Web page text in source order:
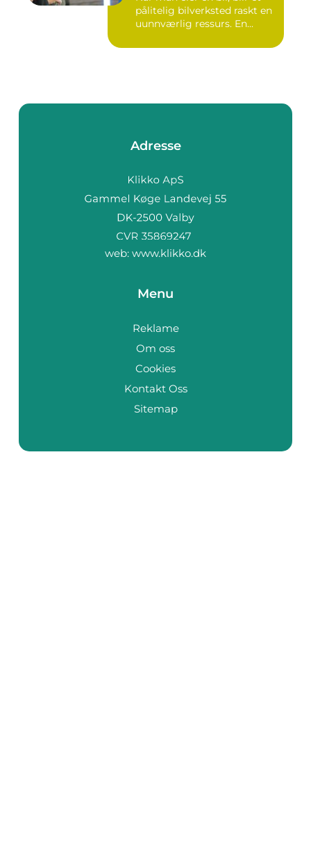
pålitelig bilverksted raskt en
uunnværlig ressurs. En...
Adresse
web: www.klikko.dk
Menu
Reklame
Om oss
Cookies
Kontakt Oss
Sitemap